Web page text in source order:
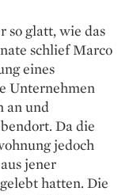
so glatt, wie das
schlief Marco
eines
Unternehmen
an und
Da die
jedoch
jener
hatten. Die